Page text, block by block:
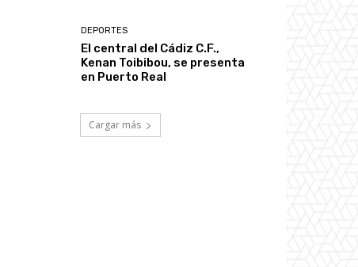
DEPORTES
El central del Cádiz C.F.,
Kenan Toibibou, se presenta
en Puerto Real
Cargar más